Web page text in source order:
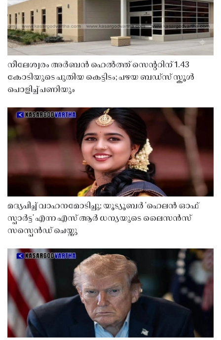
നീലേശ്വരം അർബൻ ഹെൽത്ത് സെൻ്ററിന് 1.43
കോടിയുടെ പുതിയ കെട്ടിടം; പഴയ ബഡ്സ് സ്കൂൾ
പൊളിച്ച് പണിയും
മദ്യപിച്ച് വാഹനമോടിച്ചു; യൂട്യൂബർ 'ഹെലൻ ഓഫ്
സ്പാർട്ട' എന്ന എസ് ആർ ധന്യയുടെ ലൈസൻസ്
സസ്പെൻഡ് ചെയ്തു ​​​​​​​